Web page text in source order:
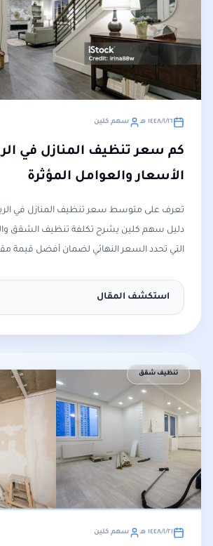
١٦‏/١‏/١٤٤٨ هـ سهم كلين
كم سعر تنظيف المنازل في
الأسعار والعوامل المؤثرة
دليل سهم كلين يشرح تكلفة تنظيف الشقق
التي تحدد السعر النهائي لضمان أفضل قيمة
استكشف المقال
تنظيف شقق
٢١‏/١‏/١٤٤٨ هـ سهم كلين